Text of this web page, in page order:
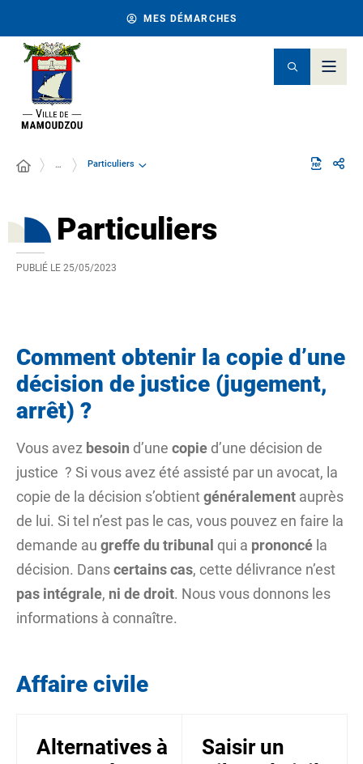
MES DÉMARCHES
… Particuliers
Particuliers
PUBLIÉ LE 25/05/2023
Comment obtenir la copie d’une
décision de justice (jugement,
arrêt) ?
Vous avez besoin d’une copie d’une décision de
justice ? Si vous avez été assisté par un avocat, la
copie de la décision s’obtientgénéralement auprès
de lui. Si tel n’est pas le cas, vous pouvez en faire la
demande au greffe du tribunal qui a prononcé la
décision. Danscertains cas, cette délivrance n’est
pas intégrale, ni de droit. Nous vous donnons les
informations à connaître.
Affaire civile
Alternatives à
Saisir un